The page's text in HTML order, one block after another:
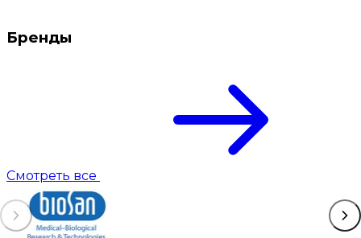
Бренды
Смотреть все